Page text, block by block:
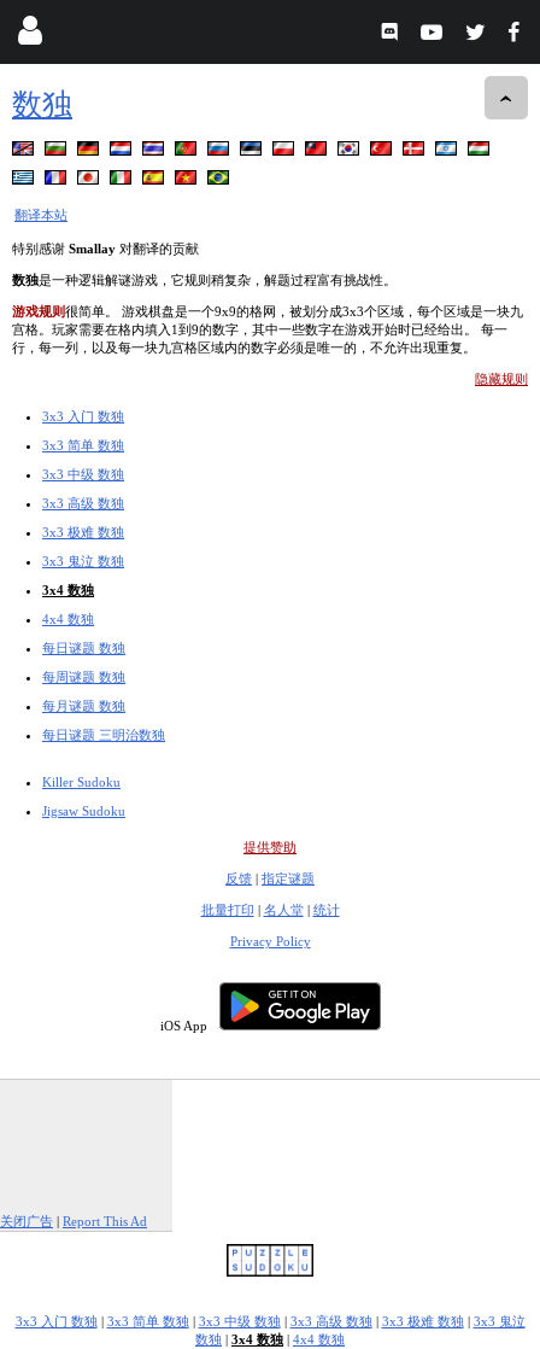
数独
翻译本站
特别感谢 Smallay 对翻译的贡献
数独是一种逻辑解谜游戏，它规则稍复杂，解题过程富有挑战性。
游戏规则很简单。 游戏棋盘是一个9x9的格网，被划分成3x3个区域，每个区域是一块九
宫格。玩家需要在格内填入1到9的数字，其中一些数字在游戏开始时已经给出。 每一
行，每一列，以及每一块九宫格区域内的数字必须是唯一的，不允许出现重复。
隐藏规则
3x3 入门 数独
3x3 简单 数独
3x3 中级 数独
3x3 高级 数独
3x3 极难 数独
3x3 鬼泣 数独
3x4 数独
4x4 数独
每日谜题 数独
每周谜题 数独
每月谜题 数独
每日谜题 三明治数独
Killer Sudoku
Jigsaw Sudoku
提供赞助
反馈 | 指定谜题
批量打印 | 名人堂| 统计
Privacy Policy
iOS App
关闭广告 | Report This Ad
3x3 入门 数独 3x3 简单 数独 3x3 中级 数独 3x3 高级 数独 3x3 极难 数独
3x3 鬼泣
数独
3x4 数独 4x4 数独